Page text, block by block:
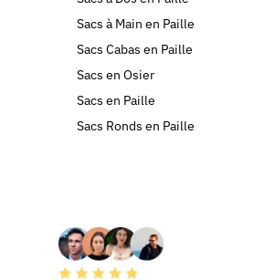
Sacs à Main en Paille
Sacs Cabas en Paille
Sacs en Osier
Sacs en Paille
Sacs Ronds en Paille